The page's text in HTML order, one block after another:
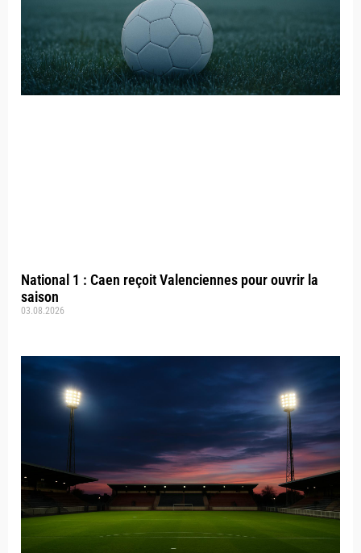
National 1 : Caen reçoit Valenciennes pour ouvrir la
saison
03.08.2026